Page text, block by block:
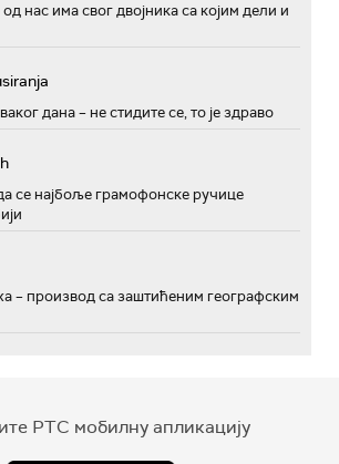
нас има свог двојника са којим дели и
дана – не стидите се, то је здраво
се најбоље грамофонске ручице
– производ са заштићеним географским
РТС мобилну апликацију